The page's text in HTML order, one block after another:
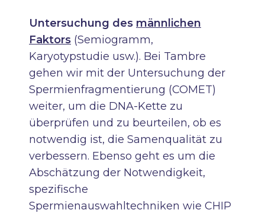
Untersuchung des männlichen
Faktors (Semiogramm,
Karyotypstudie usw.). Bei Tambre
gehen wir mit der Untersuchung der
Spermienfragmentierung (COMET)
weiter, um die DNA-Kette zu
überprüfen und zu beurteilen, ob es
notwendig ist, die Samenqualität zu
verbessern. Ebenso geht es um die
Abschätzung der Notwendigkeit,
spezifische
Spermienauswahltechniken wie CHIP